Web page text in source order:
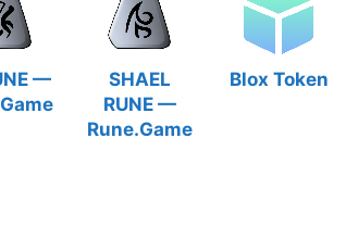
—
SHAEL
RUNE —
Rune.Game
Blox Token